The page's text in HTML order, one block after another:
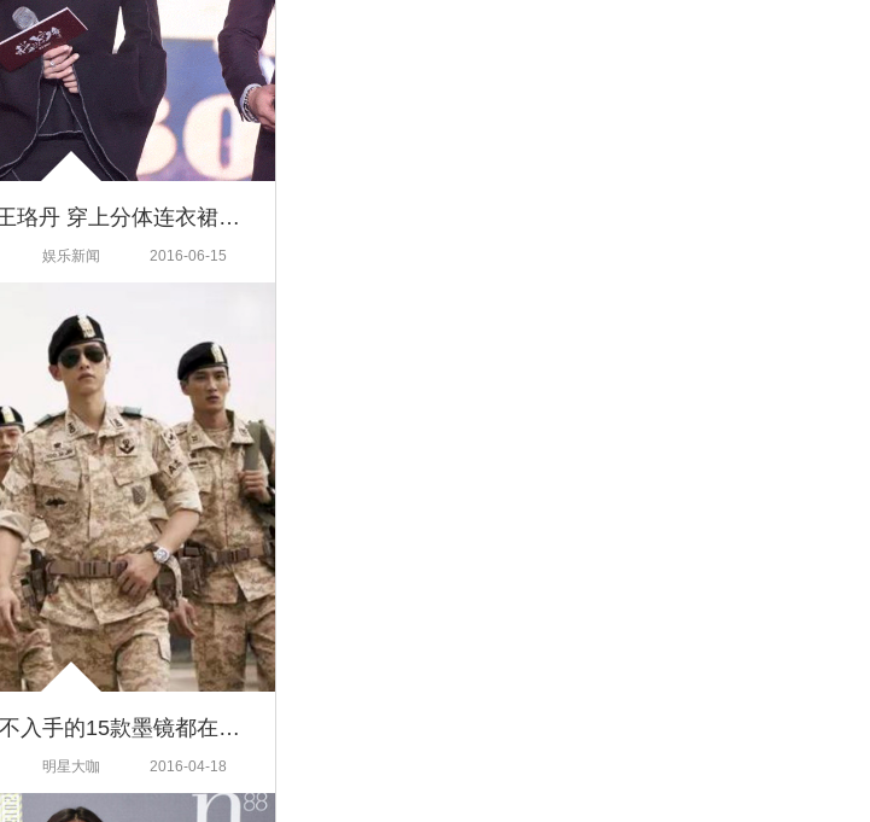
每日星范 | 王珞丹 穿上分体连衣裙的她，美到连刘烨都和她表白了！
娱乐新闻 2016-06-15
今夏你不得不入手的15款墨镜都在这！
明星大咖 2016-04-18